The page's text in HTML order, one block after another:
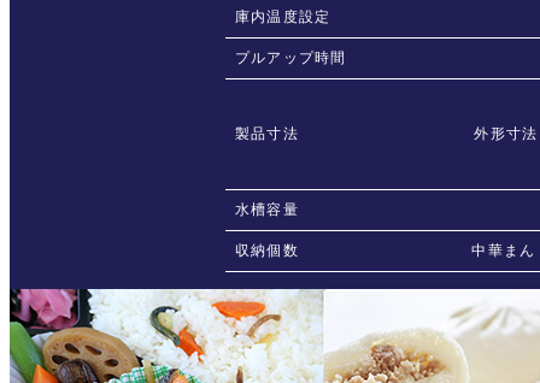
庫内温度設定
プルアップ時間
製品寸法
外形寸
水槽容量
収納個数 中華ま